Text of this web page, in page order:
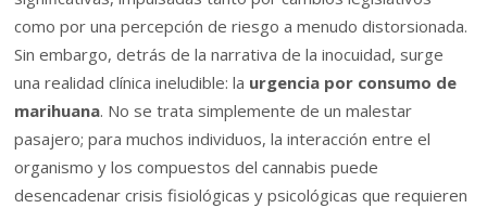
como por una percepción de riesgo a menudo distorsionada.
Sin embargo, detrás de la narrativa de la inocuidad, surge
una realidad clínica ineludible: la urgencia por consumo de
marihuana. No se trata simplemente de un malestar
pasajero; para muchos individuos, la interacción entre el
organismo y los compuestos del cannabis puede
desencadenar crisis fisiológicas y psicológicas que requieren